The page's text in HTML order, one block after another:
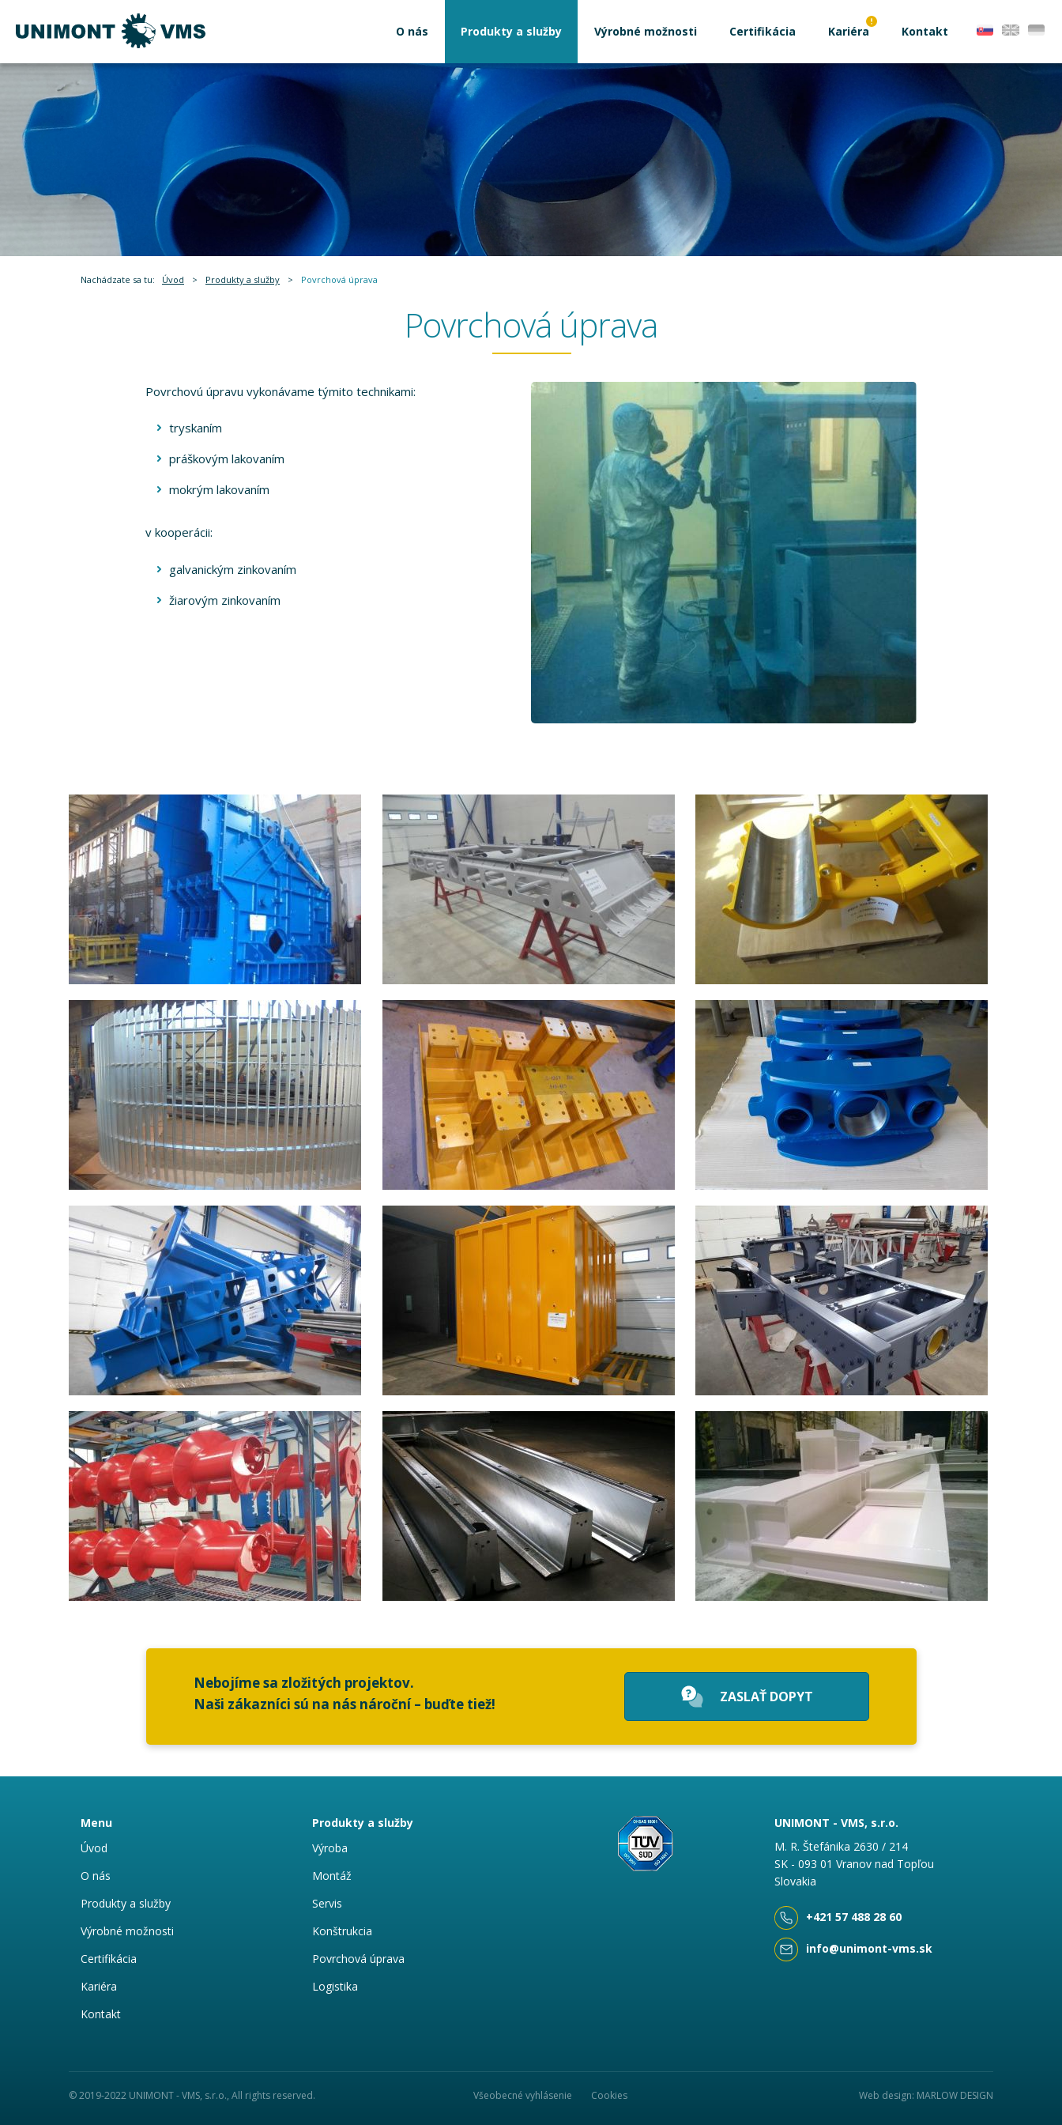
O nás Produkty a služby Výrobné možnosti Certifikácia Kariéra Kontakt
Nachádzate sa tu: Úvod > Produkty a služby > Povrchová úprava
Povrchová úprava
Povrchovú úpravu vykonávame týmito technikami:
tryskaním
práškovým lakovaním
mokrým lakovaním
v kooperácii:
galvanickým zinkovaním
žiarovým zinkovaním
Nebojíme sa zložitých projektov.
Naši zákazníci sú na nás nároční – buďte tiež!
ZASLAŤ DOPYT
Menu
Úvod
O nás
Produkty a služby
Výrobné možnosti
Certifikácia
Kariéra
Kontakt
Produkty a služby
Výroba
Montáž
Servis
Konštrukcia
Povrchová úprava
Logistika
UNIMONT - VMS, s.r.o.
M. R. Štefánika 2630 / 214
SK - 093 01 Vranov nad Topľou
Slovakia
+421 57 488 28 60
info@unimont-vms.sk
© 2019-2022 UNIMONT - VMS, s.r.o., All rights reserved. Všeobecné vyhlásenie Cookies Web design: MARLOW DESIGN